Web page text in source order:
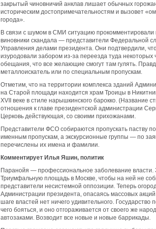
закрытый чиновничий анклав лишает обычных
историческим достопримечательностям и вызовет
города».
В связи с шумом в СМИ ситуацию прокомментировали
виновники скандала — представители Федеральной
Управления делами президента. Они подтвердили,
изуродовали забором из-за переезда туда некоторых
обещания, что все желающие смогут там гулять.
металлоискатель или по специальным пропускам.
Отметим, что на территории комплекса зданий
на Старой площади находится храм Троицы в
XVII веке в стиле нарышкинского барокко. (Название
отношения к главе президентской администрации
Церковь действующая, со своими прихожанами.
Представители ФСО собираются пропускать паству
именным пропускам, а экскурсионные группы — по
перечислены их имена и фамилии.
Комментирует Илья Яшин, политик
Паранойя — профессиональное заболевание власти.
Триумфальную площадь в Москве, чтобы на ней не
представители несистемной оппозиции. Теперь
Администрации президента, опасаясь массовых
шаге властей нет ничего удивительного. Государство
чего бояться, и оно отгораживается от своего же
автозаками. Возводит все новые и новые баррикады.